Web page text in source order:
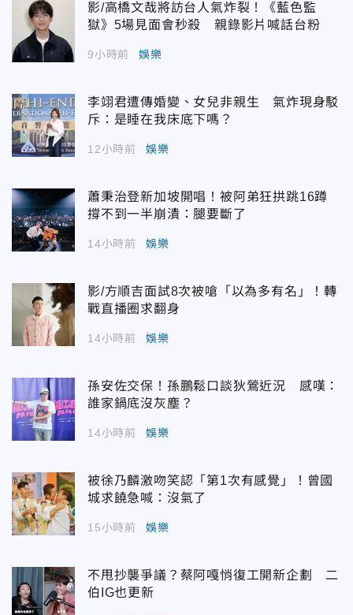
影/高橋文哉將訪台人氣炸裂！《藍色監
獄》5場見面會秒殺 親錄影片喊話台粉
9小時前 娛樂
李翊君遭傳婚變、女兒非親生 氣炸現身駁
斥：是睡在我床底下嗎？
12小時前 娛樂
蕭秉治登新加坡開唱！被阿弟狂拱跳16蹲
撐不到一半崩潰：腿要斷了
14小時前 娛樂
影/方順吉面試8次被嗆「以為多有名」！轉
戰直播圈求翻身
14小時前 娛樂
孫安佐交保！孫鵬鬆口談狄鶯近況 感嘆：
誰家鍋底沒灰塵？
14小時前 娛樂
被徐乃麟激吻笑認「第1次有感覺」！曾國
城求饒急喊：沒氣了
15小時前 娛樂
不甩抄襲爭議？蔡阿嘎悄復工開新企劃 二
伯IG也更新